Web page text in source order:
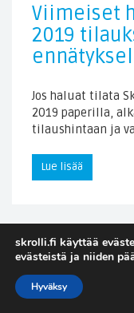
Viimeiset
2019
Jos haluat tilata
2019 paperilla,
tilaushintaan ja
Lue lisää
skrolli.fi käyttää
evästeistä ja niiden
Hyväksy